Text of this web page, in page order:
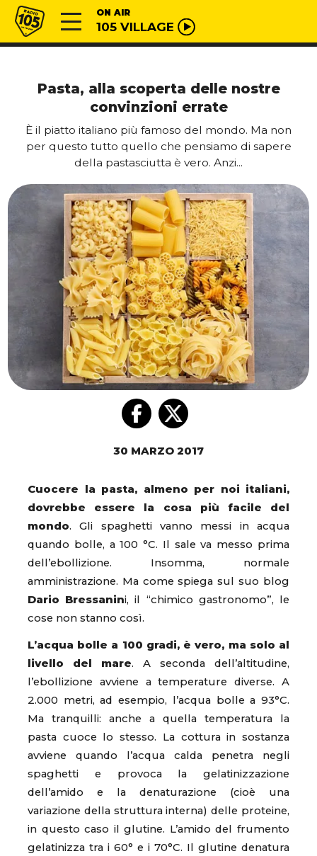
Vai al contenuto
Radio 105 ON AIR
105 VILLAGE
Pasta, alla scoperta delle nostre
convinzioni errate
È il piatto italiano più famoso del mondo. Ma non
per questo tutto quello che pensiamo di sapere
della pastasciutta è vero. Anzi...
30 MARZO 2017
Cuocere la pasta, almeno per noi italiani,
dovrebbe essere la cosa più facile del
mondo. Gli spaghetti vanno messi in acqua
quando bolle, a 100 °C. Il sale va messo prima
dell’ebollizione. Insomma, normale
amministrazione. Ma come spiega sul suo blog
Dario Bressanini, il “chimico gastronomo”, le
cose non stanno così.
L’acqua bolle a 100 gradi, è vero, ma solo al
livello del mare. A seconda dell’altitudine,
l’ebollizione avviene a temperature diverse. A
2.000 metri, ad esempio, l’acqua bolle a 93°C.
Ma tranquilli: anche a quella temperatura la
pasta cuoce lo stesso. La cottura in sostanza
avviene quando l’acqua calda penetra negli
spaghetti e provoca la gelatinizzazione
dell’amido e la denaturazione (cioè una
variazione della struttura interna) delle proteine,
in questo caso il glutine. L’amido del frumento
gelatinizza tra i 60° e i 70°C. Il glutine denatura